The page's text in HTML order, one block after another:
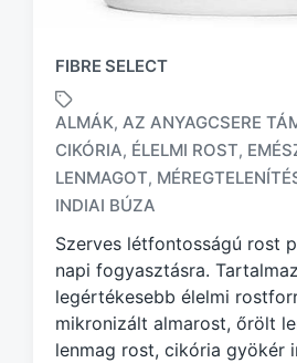
FIBRE SELECT
a
g
g
d
w
i
ALMÁK, AZ ANYAGCSERE
CIKÓRIA, ÉLELMI ROST,
LENMAGOT,
INDIAI BÚZA
Szerves létfontosságú rost
napi fogyasztásra.
legértékesebb élelmi
mikronizált almarost, őrölt
lenmag rost, cikória gyökér